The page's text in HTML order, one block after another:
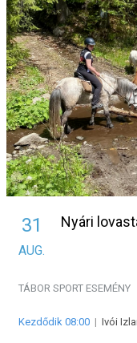
31
AUG.
Nyári
TÁBOR SPORT ESEMÉNY
Kezdődik 08:00 | Ivói